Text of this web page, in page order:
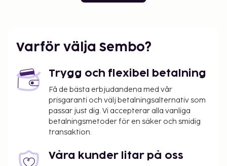
Varför välja Sembo?
Trygg och flexibel betalning
Få de bästa erbjudandena med vår
prisgaranti och välj betalningsalternativ som
passar just dig. Vi accepterar alla vanliga
betalningsmetoder för en säker och smidig
transaktion.
Våra kunder litar på oss